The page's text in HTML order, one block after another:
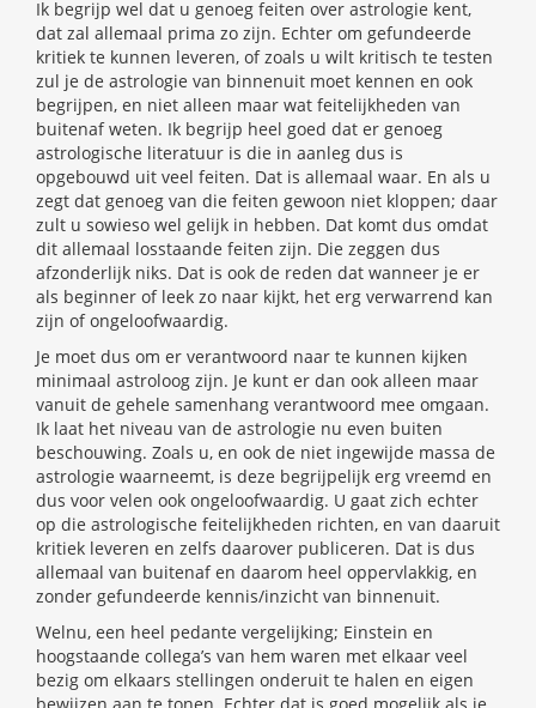
Ik begrijp wel dat u genoeg feiten over astrologie kent,
dat zal allemaal prima zo zijn. Echter om gefundeerde
kritiek te kunnen leveren, of zoals u wilt kritisch te testen
zul je de astrologie van binnenuit moet kennen en ook
begrijpen, en niet alleen maar wat feitelijkheden van
buitenaf weten. Ik begrijp heel goed dat er genoeg
astrologische literatuur is die in aanleg dus is
opgebouwd uit veel feiten. Dat is allemaal waar. En als u
zegt dat genoeg van die feiten gewoon niet kloppen; daar
zult u sowieso wel gelijk in hebben. Dat komt dus omdat
dit allemaal losstaande feiten zijn. Die zeggen dus
afzonderlijk niks. Dat is ook de reden dat wanneer je er
als beginner of leek zo naar kijkt, het erg verwarrend kan
zijn of ongeloofwaardig.
Je moet dus om er verantwoord naar te kunnen kijken
minimaal astroloog zijn. Je kunt er dan ook alleen maar
vanuit de gehele samenhang verantwoord mee omgaan.
Ik laat het niveau van de astrologie nu even buiten
beschouwing. Zoals u, en ook de niet ingewijde massa de
astrologie waarneemt, is deze begrijpelijk erg vreemd en
dus voor velen ook ongeloofwaardig. U gaat zich echter
op die astrologische feitelijkheden richten, en van daaruit
kritiek leveren en zelfs daarover publiceren. Dat is dus
allemaal van buitenaf en daarom heel oppervlakkig, en
zonder gefundeerde kennis/inzicht van binnenuit.
Welnu, een heel pedante vergelijking; Einstein en
hoogstaande collega’s van hem waren met elkaar veel
bezig om elkaars stellingen onderuit te halen en eigen
bewijzen aan te tonen. Echter dat is goed mogelijk als je